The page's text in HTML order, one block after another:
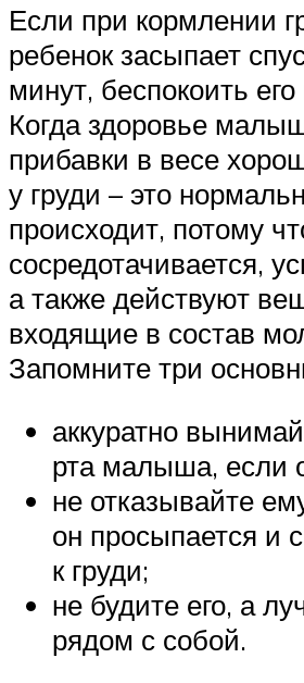
Если при кормлении
ребенок засыпает
минут, беспокоить
Когда здоровье
прибавки в весе
у груди – это
происходит, потому
сосредотачивается,
а также действуют
входящие в состав
Запомните три
аккуратно
рта малыша, если
не отказывайте
он просыпается и
к груди;
не будите его, а
рядом с собой.